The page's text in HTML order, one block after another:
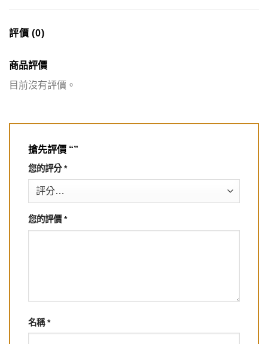
評價 (0)
商品評價
目前沒有評價。
搶先評價 “”
您的評分*
您的評價 *
名稱*